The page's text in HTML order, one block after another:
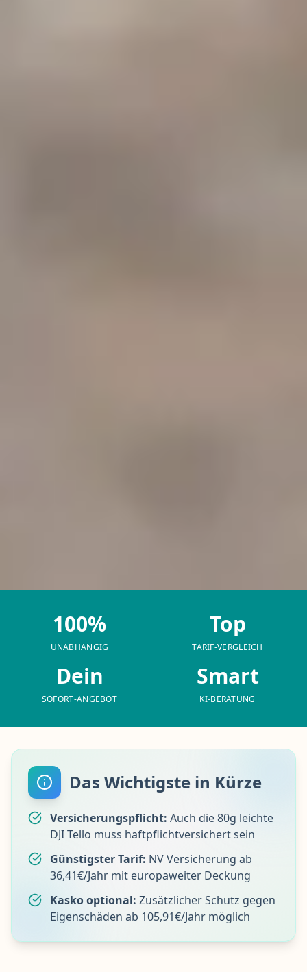
100%
UNABHÄNGIG
Top
TARIF-VERGLEICH
Dein
SOFORT-ANGEBOT
Smart
KI-BERATUNG
Das Wichtigste in Kürze
Versicherungspflicht: Auch die 80g leichte
DJI Tello muss haftpflichtversichert sein
Günstigster Tarif: NV Versicherung ab
36,41€/Jahr mit europaweiter Deckung
Kasko optional: Zusätzlicher Schutz gegen
Eigenschäden ab 105,91€/Jahr möglich